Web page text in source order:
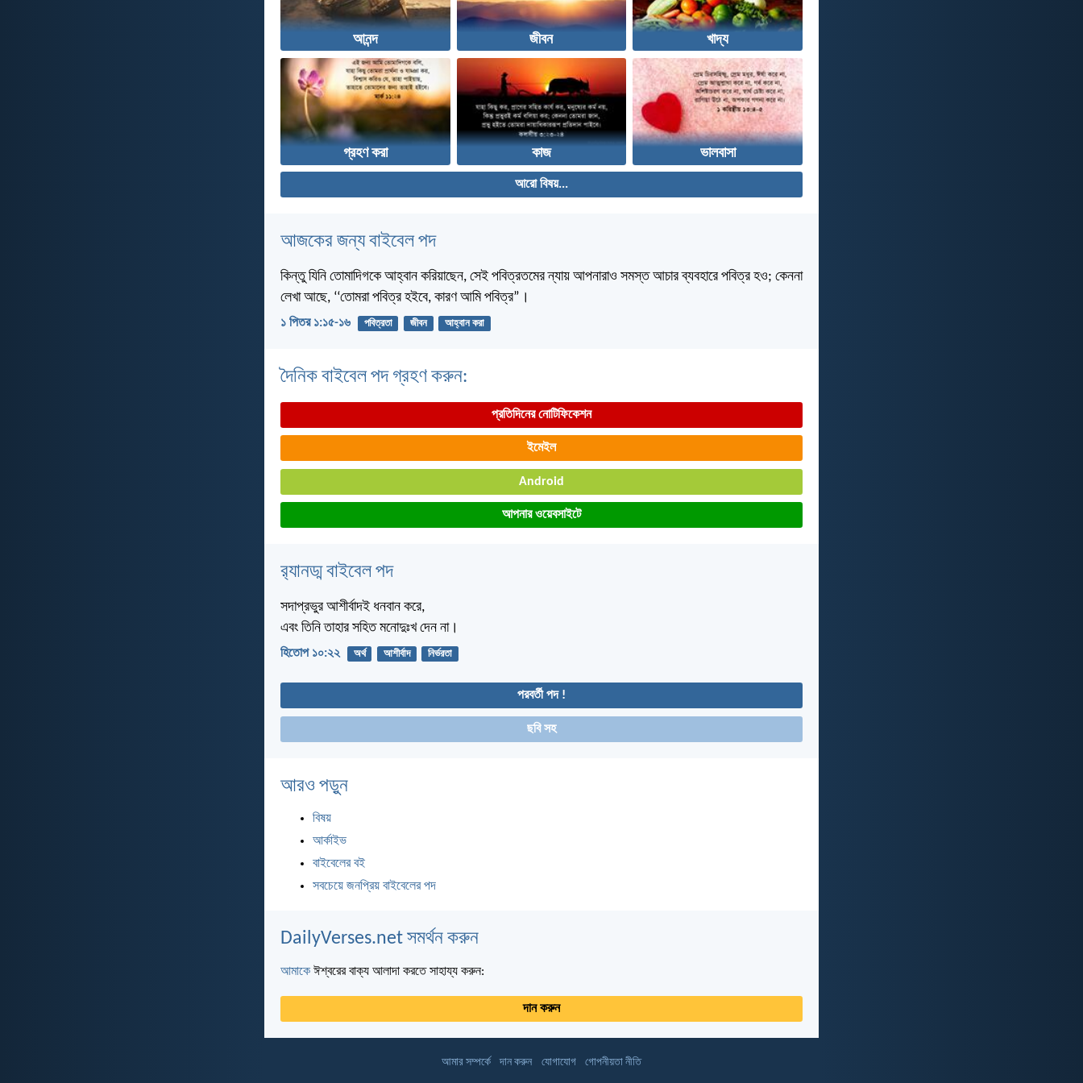
আনন্দ জীবন খাদ্য
গ্রহণ করা কাজ ভালবাসা
আরো বিষয়...
আজকের জন্য বাইবেল পদ
কিন্তু যিনি তোমাদিগকে আহ্বান করিয়াছেন, সেই পবিত্রতমের ন্যায় আপনারাও সমস্ত আচার ব্যবহারে পবিত্র হও; কেননা
লেখা আছে, ‘‘তোমরা পবিত্র হইবে, কারণ আমি পবিত্র”।
১ পিতর ১:১৫-১৬ পবিত্রতা জীবন আহ্বান করা
দৈনিক বাইবেল পদ গ্রহণ করুন:
প্রতিদিনের নোটিফিকেশন
ইমেইল
Android
আপনার ওয়েবসাইটে
র‌্যানড্ম বাইবেল পদ
সদাপ্রভুর আশীর্বাদই ধনবান করে,
এবং তিনি তাহার সহিত মনোদুঃখ দেন না।
হিতোপ ১০:২২ অর্থ আশীর্বাদ নির্ভরতা
পরবর্তী পদ !
ছবি সহ
আরও পড়ুন
বিষয়
আর্কাইভ
বাইবেলের বই
সবচেয়ে জনপ্রিয় বাইবেলের পদ
DailyVerses.net সমর্থন করুন
আমাকে ঈশ্বরের বাক্য আলাদা করতে সাহায্য করুন:
দান করুন
আমার সম্পর্কে দান করুন যোগাযোগ গোপনীয়তা নীতি